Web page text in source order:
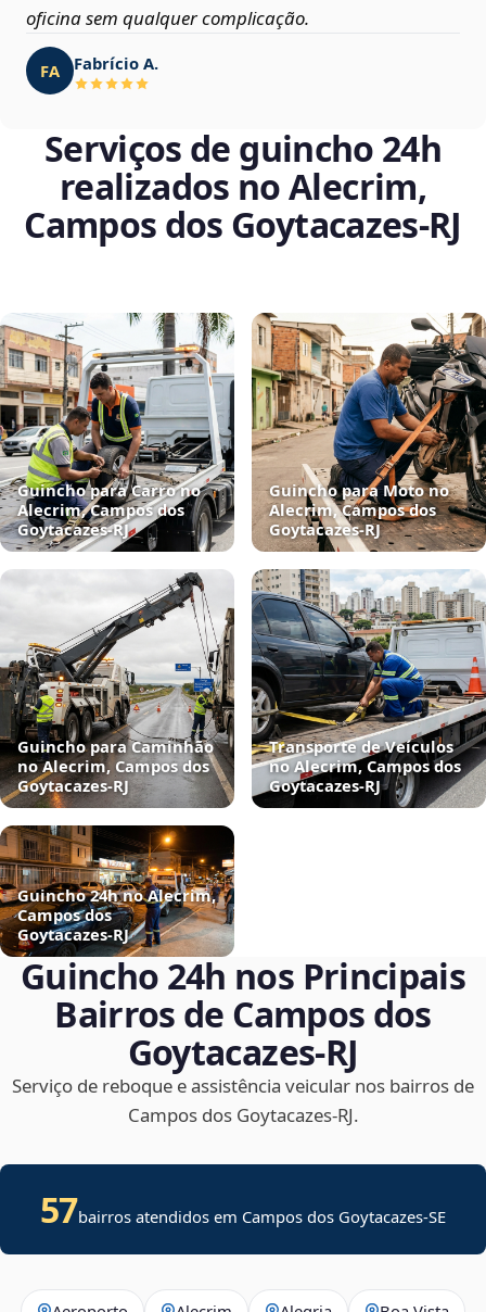
oficina sem qualquer complicação.
FA Fabrício A.
Serviços de guincho 24h
realizados no Alecrim,
Campos dos Goytacazes‑RJ
Guincho para Carro no
Alecrim, Campos dos
Goytacazes‑RJ
Guincho para Moto no
Alecrim, Campos dos
Goytacazes‑RJ
Guincho para Caminhão
no Alecrim, Campos dos
Goytacazes‑RJ
Transporte de Veículos
no Alecrim, Campos dos
Goytacazes‑RJ
Guincho 24h no Alecrim,
Campos dos
Goytacazes‑RJ
Guincho 24h nos Principais
Bairros de Campos dos
Goytacazes‑RJ
Serviço de reboque e assistência veicular nos bairros de
Campos dos Goytacazes‑RJ.
57bairros atendidos em Campos dos Goytacazes-SE